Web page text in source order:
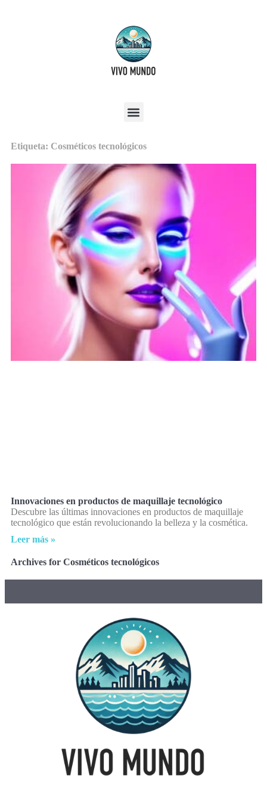
Etiqueta: Cosméticos tecnológicos
Innovaciones en productos de maquillaje tecnológico
Descubre las últimas innovaciones en productos de maquillaje
tecnológico que están revolucionando la belleza y la cosmética.
Leer más »
Archives for Cosméticos tecnológicos